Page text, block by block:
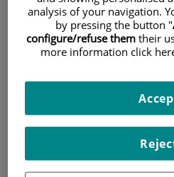
Investigación
analysis of your navigation.
by pressing the button "
configure/refuse them their
more information click